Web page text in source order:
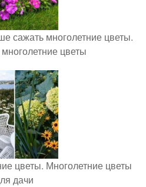
сажать многолетние цветы.
цветы
цветы. Многолетние цветы
дачи